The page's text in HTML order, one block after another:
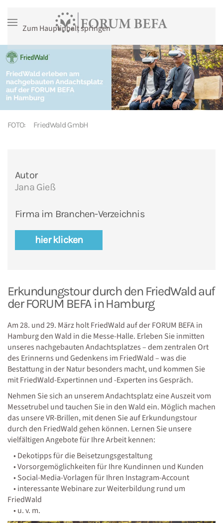
Zum Hauptinhalt springen
FOTO: FriedWald GmbH
Autor
Jana Gieß
Firma im Branchen-Verzeichnis
hier klicken
Erkundungstour durch den FriedWald auf
der FORUM BEFA in Hamburg
Am 28. und 29. März holt FriedWald auf der FORUM BEFA in
Hamburg den Wald in die Messe-Halle. Erleben Sie inmitten
unseres nachgebauten Andachtsplatzes – dem zentralen Ort
des Erinnerns und Gedenkens im FriedWald – was die
Bestattung in der Natur besonders macht, und kommen Sie
mit FriedWald-Expertinnen und -Experten ins Gespräch.
Nehmen Sie sich an unserem Andachtsplatz eine Auszeit vom
Messetrubel und tauchen Sie in den Wald ein. Möglich machen
das unsere VR-Brillen, mit denen Sie auf Erkundungstour
durch den FriedWald gehen können. Lernen Sie unsere
vielfältigen Angebote für Ihre Arbeit kennen:
• Dekotipps für die Beisetzungsgestaltung
•Vorsorgemöglichkeiten für Ihre Kundinnen und Kunden
• Social-Media-Vorlagen für Ihren Instagram-Account
• interessante Webinare zur Weiterbildung rund um
FriedWald
• u. v. m.